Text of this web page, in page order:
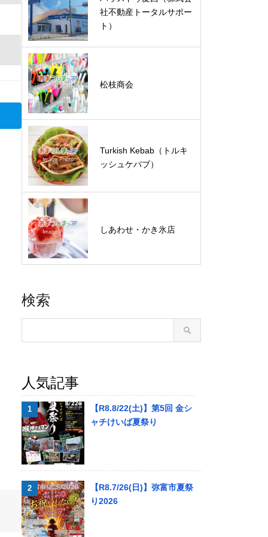
社不動産トータルサポー
ト）
松枝商会
Turkish Kebab（トルキ
ッシュケバブ）
しあわせ・かき氷店
検索
人気記事
【R8.8/22(土)】第5回 金シ
ャチけいば夏祭り
【R8.7/26(日)】弥富市夏祭
り2026